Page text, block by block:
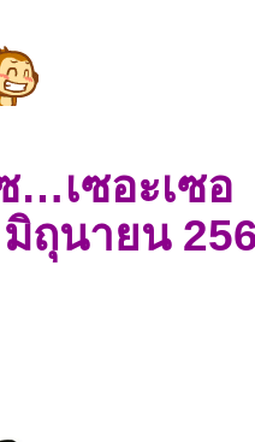
…เซอะเซอ
ถุนายน